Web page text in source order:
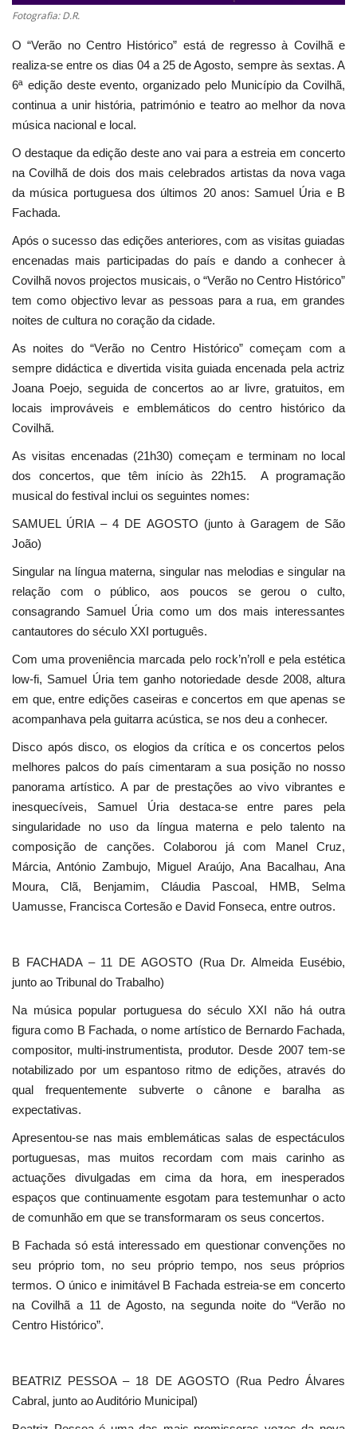
Fotografia: D.R.
O “Verão no Centro Histórico” está de regresso à Covilhã e
realiza-se entre os dias 04 a 25 de Agosto, sempre às sextas. A
6ª edição deste evento, organizado pelo Município da Covilhã,
continua a unir história, património e teatro ao melhor da nova
música nacional e local.
O destaque da edição deste ano vai para a estreia em concerto
na Covilhã de dois dos mais celebrados artistas da nova vaga
da música portuguesa dos últimos 20 anos: Samuel Úria e B
Fachada.
Após o sucesso das edições anteriores, com as visitas guiadas
encenadas mais participadas do país e dando a conhecer à
Covilhã novos projectos musicais, o “Verão no Centro Histórico”
tem como objectivo levar as pessoas para a rua, em grandes
noites de cultura no coração da cidade.
As noites do “Verão no Centro Histórico” começam com a
sempre didáctica e divertida visita guiada encenada pela actriz
Joana Poejo, seguida de concertos ao ar livre, gratuitos, em
locais improváveis e emblemáticos do centro histórico da
Covilhã.
As visitas encenadas (21h30) começam e terminam no local
dos concertos, que têm início às 22h15. A programação
musical do festival inclui os seguintes nomes:
SAMUEL ÚRIA – 4 DE AGOSTO (junto à Garagem de São
João)
Singular na língua materna, singular nas melodias e singular na
relação com o público, aos poucos se gerou o culto,
consagrando Samuel Úria como um dos mais interessantes
cantautores do século XXI português.
Com uma proveniência marcada pelo rock’n’roll e pela estética
low-fi, Samuel Úria tem ganho notoriedade desde 2008, altura
em que, entre edições caseiras e concertos em que apenas se
acompanhava pela guitarra acústica, se nos deu a conhecer.
Disco após disco, os elogios da crítica e os concertos pelos
melhores palcos do país cimentaram a sua posição no nosso
panorama artístico. A par de prestações ao vivo vibrantes e
inesquecíveis, Samuel Úria destaca-se entre pares pela
singularidade no uso da língua materna e pelo talento na
composição de canções. Colaborou já com Manel Cruz,
Márcia, António Zambujo, Miguel Araújo, Ana Bacalhau, Ana
Moura, Clã, Benjamim, Cláudia Pascoal, HMB, Selma
Uamusse, Francisca Cortesão e David Fonseca, entre outros.
B FACHADA – 11 DE AGOSTO (Rua Dr. Almeida Eusébio,
junto ao Tribunal do Trabalho)
Na música popular portuguesa do século XXI não há outra
figura como B Fachada, o nome artístico de Bernardo Fachada,
compositor, multi-instrumentista, produtor. Desde 2007 tem-se
notabilizado por um espantoso ritmo de edições, através do
qual frequentemente subverte o cânone e baralha as
expectativas.
Apresentou-se nas mais emblemáticas salas de espectáculos
portuguesas, mas muitos recordam com mais carinho as
actuações divulgadas em cima da hora, em inesperados
espaços que continuamente esgotam para testemunhar o acto
de comunhão em que se transformaram os seus concertos.
B Fachada só está interessado em questionar convenções no
seu próprio tom, no seu próprio tempo, nos seus próprios
termos. O único e inimitável B Fachada estreia-se em concerto
na Covilhã a 11 de Agosto, na segunda noite do “Verão no
Centro Histórico”.
BEATRIZ PESSOA – 18 DE AGOSTO (Rua Pedro Álvares
Cabral, junto ao Auditório Municipal)